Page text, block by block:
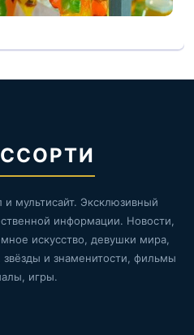
мультисайт. Эксклюзивный
информации. Новости,
искусство, девушки мира,
и знаменитости, фильмы
игры.